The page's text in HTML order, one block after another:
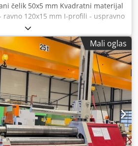
čelik 50x5 mm Kvadratni materijal
ravno 120x15 mm I-profili - uspravno
Ø 35 mm Prečnik cevi Ø 70x2
mm Brzina savijanja 4,3 m/min
Ukupna potrebna snaga 1,5 kW
D x Š x V 830x730x1350 mm
Apnoha - Ojačane specijalne
valjaka - Donji valjci su
valjci - Nožna pedala - Horizontalni
Izjava o usaglašenosti - Uputstvo
jeziku
Mali oglas